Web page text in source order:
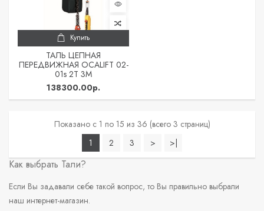
Купить
ТАЛЬ ЦЕПНАЯ
ПЕРЕДВИЖНАЯ OCALIFT 02-
01s 2Т 3М
138300.00р.
Показано с 1 по 15 из 36 (всего 3 страниц)
1
2 3 > >|
Как выбрать Тали?
Если Вы задавали себе такой вопрос, то Вы правильно выбрали
наш интернет-магазин.